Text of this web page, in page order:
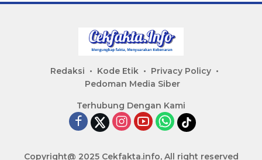
Redaksi Kode Etik
Privacy Policy
Pedoman Media Siber
Terhubung Dengan Kami
Copyright@ 2025 Cekfakta.info, All right reserved